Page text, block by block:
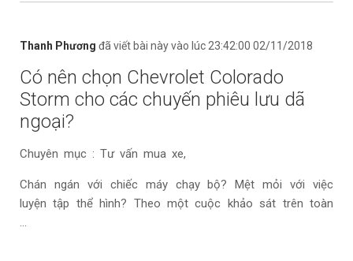
Thanh Phương đã viết bài này vào lúc 23:42:00 02/11/2018
Có nên chọn Chevrolet Colorado
Storm cho các chuyến phiêu lưu dã
ngoại?
Chuyên mục : Tư vấn mua xe,
Chán ngán với chiếc máy chạy bộ? Mệt mỏi với việc
luyện tập thể hình? Theo một cuộc khảo sát trên toàn
...